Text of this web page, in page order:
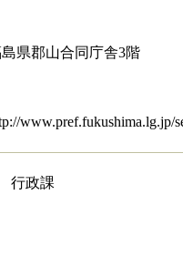
県郡山合同庁舎3階
www.pref.fukushima.lg.jp/
行政課